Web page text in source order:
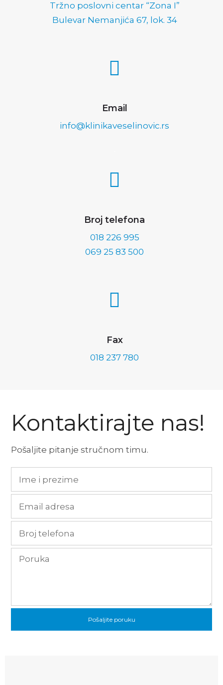
Tržno poslovni centar “Zona I”
Bulevar Nemanjića 67, lok. 34
Email
info@klinikaveselinovic.rs
Broj telefona
018 226 995
069 25 83 500
Fax
018 237 780
Kontaktirajte nas!
Pošaljite pitanje stručnom timu.